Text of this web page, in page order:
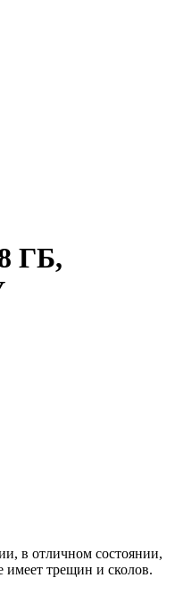
ГБ,
в отличном состоянии,
имеет трещин и сколов.